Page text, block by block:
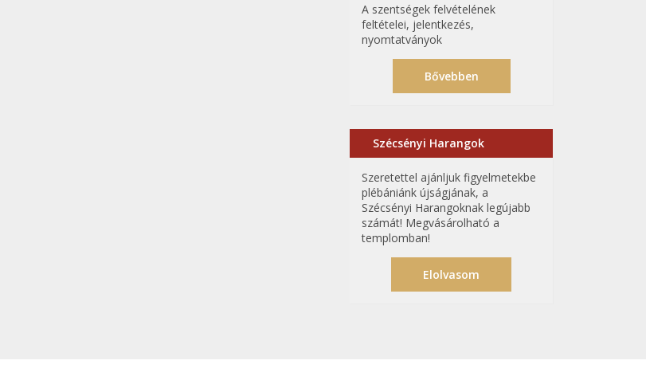
A szentségek felvételének
feltételei, jelentkezés,
nyomtatványok
Bővebben
Szécsényi Harangok
Szeretettel ajánljuk figyelmetekbe
plébániánk újságjának, a
Szécsényi Harangoknak legújabb
számát! Megvásárolható a
templomban!
Elolvasom